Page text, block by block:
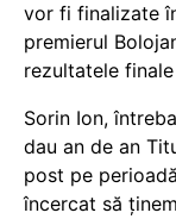
vor fi finalizate
premierul
rezultatele
Sorin Ion,
dau an de an
post pe
încercat să